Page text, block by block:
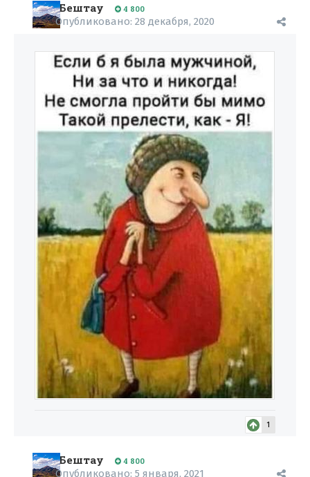
Бештау 4 800
Опубликовано: 28 декабря, 2020
1
Бештау 4 800
Опубликовано: 5 января, 2021